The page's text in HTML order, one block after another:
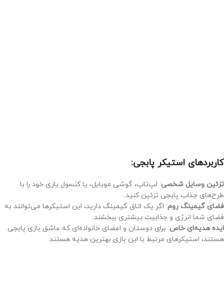
کاربردهای استیکر پابجی:
تزئین وسایل شخصی: لپ‌تاپ، گوشی موبایل، یا کنسول بازی خود را با
طرح‌های جذاب پابجی تزئین کنید.
فضای گیمینگ روم: اگر یک اتاق گیمینگ دارید، این استیکرها می‌توانند به
فضای شما انرژی و جذابیت بیشتری ببخشند.
ایده هدیه‌ای خاص: برای دوستان و اعضای خانواده‌ای که عاشق بازی پابجی
هستند، استیکرهای مرتبط با این بازی بهترین هدیه هستند.